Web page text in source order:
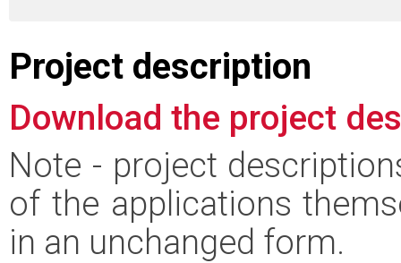
Project description
Download the project
Note - project
of the applications
in an unchanged form.